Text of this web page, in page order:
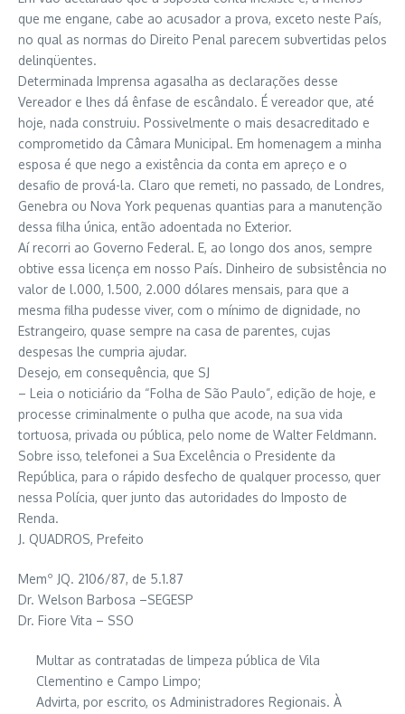
que me engane, cabe ao acusador a prova, exceto neste País,
no qual as normas do Direito Penal parecem subvertidas pelos
delinqüentes.
Determinada Imprensa agasalha as declarações desse
Vereador e lhes dá ênfase de escândalo. É vereador que, até
hoje, nada construiu. Possivelmente o mais desacreditado e
comprometido da Câmara Municipal. Em homenagem a minha
esposa é que nego a existência da conta em apreço e o
desafio de prová-la. Claro que remeti, no passado, de Londres,
Genebra ou Nova York pequenas quantias para a manutenção
dessa filha única, então adoentada no Exterior.
Aí recorri ao Governo Federal. E, ao longo dos anos, sempre
obtive essa licença em nosso País. Dinheiro de subsistência no
valor de l.000, 1.500, 2.000 dólares mensais, para que a
mesma filha pudesse viver, com o mínimo de dignidade, no
Estrangeiro, quase sempre na casa de parentes, cujas
despesas lhe cumpria ajudar.
Desejo, em consequência, que SJ
– Leia o noticiário da “Folha de São Paulo”, edição de hoje, e
processe criminalmente o pulha que acode, na sua vida
tortuosa, privada ou pública, pelo nome de Walter Feldmann.
Sobre isso, telefonei a Sua Excelência o Presidente da
República, para o rápido desfecho de qualquer processo, quer
nessa Polícia, quer junto das autoridades do Imposto de
Renda.
J. QUADROS, Prefeito
Memº JQ. 2106/87, de 5.1.87
Dr. Welson Barbosa –SEGESP
Dr. Fiore Vita – SSO
Multar as contratadas de limpeza pública de Vila
Clementino e Campo Limpo;
Advirta, por escrito, os Administradores Regionais. À